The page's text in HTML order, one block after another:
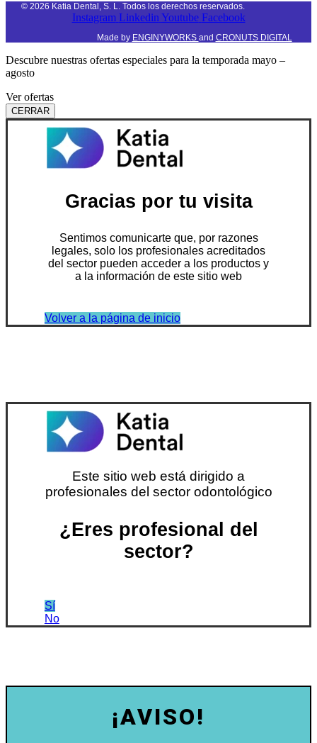
© 2026 Katia Dental, S. L. Todos los derechos reservados.
Instagram Linkedin Youtube Facebook
Made by ENGINYWORKS and CRONUTS DIGITAL
Descubre nuestras ofertas especiales para la temporada mayo –
agosto
Ver ofertas
CERRAR
Gracias por tu visita
Sentimos comunicarte que, por razones
legales, solo los profesionales acreditados
del sector pueden acceder a los productos y
a la información de este sitio web
Volver a la página de inicio
Este sitio web está dirigido a
profesionales del sector odontológico
¿Eres profesional del
sector?
Sí
No
¡AVISO!